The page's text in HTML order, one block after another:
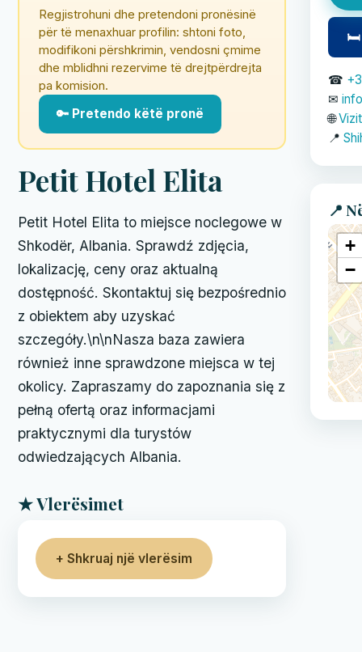
Regjistrohuni dhe pretendoni pronësinë
për të menaxhuar profilin: shtoni foto,
modifikoni përshkrimin, vendosni çmime
dhe mblidhni rezervime të drejtpërdrejta
pa komision.
🔑 Pretendo këtë pronë
Petit Hotel Elita
Petit Hotel Elita to miejsce noclegowe w
Shkodër, Albania. Sprawdź zdjęcia,
lokalizację, ceny oraz aktualną
dostępność. Skontaktuj się bezpośrednio
z obiektem aby uzyskać
szczegóły.\n\nNasza baza zawiera
również inne sprawdzone miejsca w tej
okolicy. Zapraszamy do zapoznania się z
pełną ofertą oraz informacjami
praktycznymi dla turystów
odwiedzających Albania.
★ Vlerësimet
+ Shkruaj një vlerësim
🛏
☎
✉
🌐
📍
📍
+
−